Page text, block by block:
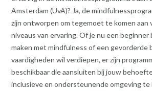
Amsterdam (UvA)? Ja, de
zijn ontworpen om tegemoet te komen aan
niveaus van ervaring. Of je nu een beginner
maken met mindfulness of een gevorderde
vaardigheden wil verdiepen, er zijn
beschikbaar die aansluiten bij jouw
inclusieve en ondersteunende omgeving